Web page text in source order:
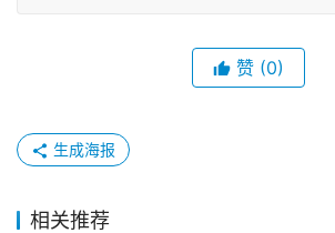
赞 (0)
生成海报
相关推荐